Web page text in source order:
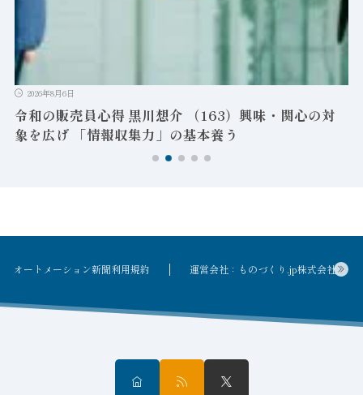
2026年8月6日
令和の販売員心得 黒川想介 （163）興味・関心の対
象を広げ 「情報収集力」の基本養う
オートメーション新聞利用規約 運営会社：ものづくり.jp株式会社